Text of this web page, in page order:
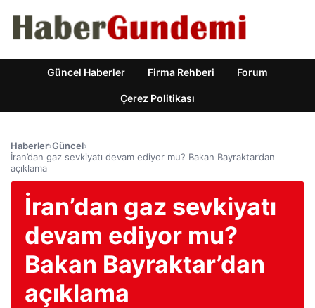
Güncel Haberler Firma Rehberi Forum
Çerez Politikası
Haberler›Güncel›
İran’dan gaz sevkiyatı devam ediyor mu? Bakan Bayraktar’dan
açıklama
İran’dan gaz sevkiyatı
devam ediyor mu?
Bakan Bayraktar’dan
açıklama